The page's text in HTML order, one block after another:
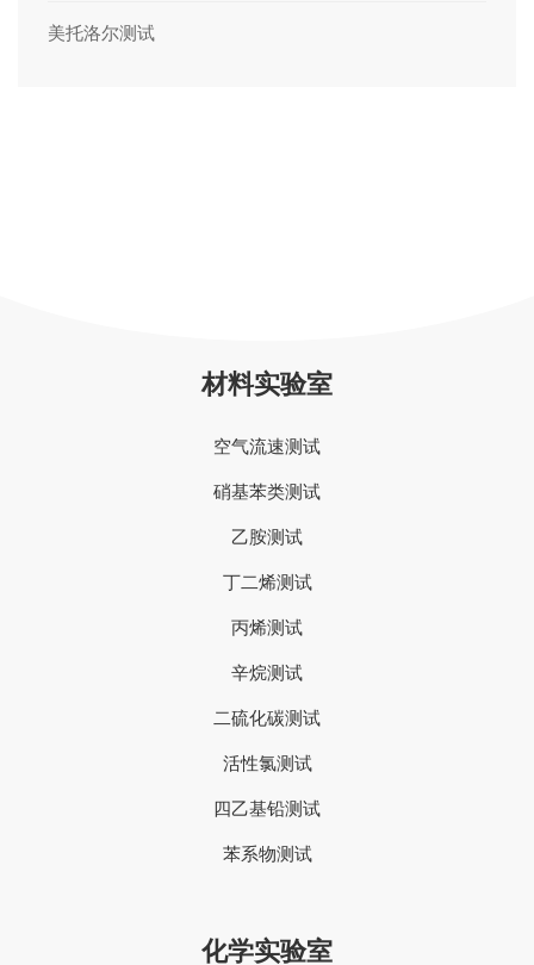
美托洛尔测试
材料实验室
空气流速测试
硝基苯类测试
乙胺测试
丁二烯测试
丙烯测试
辛烷测试
二硫化碳测试
活性氯测试
四乙基铅测试
苯系物测试
化学实验室